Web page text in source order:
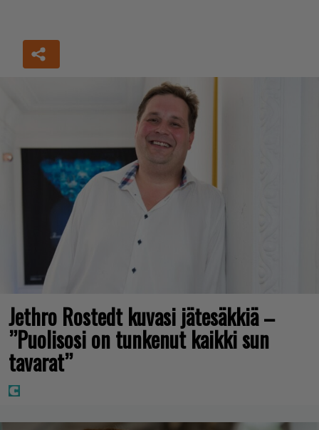
Jethro Rostedt kuvasi jätesäkkiä –
”Puolisosi on tunkenut kaikki sun
tavarat”